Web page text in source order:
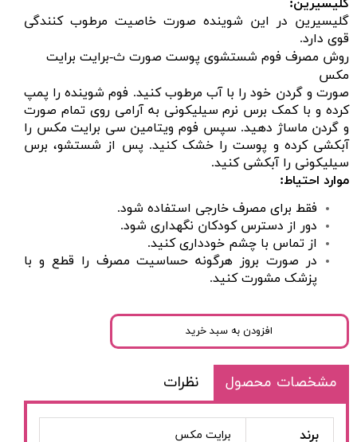
گلیسیرین:
گلیسیرین در این شوینده صورت خاصیت مرطوب کنندگی
قوی دارد.
روش مصرف فوم شستشوی پوست صورت ث-برایت برایت
مکس
صورت و گردن خود را با آب مرطوب کنید. فوم شوینده را پمپ
کرده و با کمک برس نرم سیلیکونى به آرامى روى تمام صورت
و گردن ماساژ دهید. سپس فوم ویتامین سی برایت مکس را
آبکشى کرده و پوست را خشک کنید. پس از شستشو، برس
سیلیکونى را آبکشى کنید.
موارد احتیاط:
فقط برای مصرف خارجی استفاده شود.
دور از دسترس کودکان نگهداری شود.
از تماس با چشم خودداری کنید.
در صورت بروز هرگونه حساسیت مصرف را قطع و با
پزشک مشورت کنید.
افزودن به سبد خرید
مشخصات محصول نظرات
برند برایت مکس